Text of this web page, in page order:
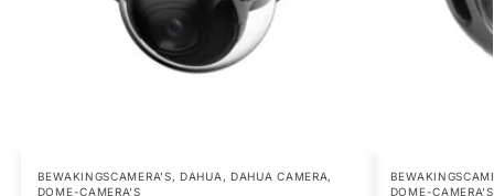
BEWAKINGSCAMERA'S,DAHUA , DAHUA CAMERA,
DOME-CAMERA’S
DOME-CAMERA’S